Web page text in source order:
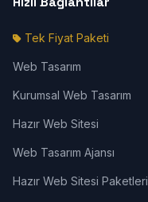
Tek Fiyat Paketi
Web Tasarım
Kurumsal Web Tasarım
Hazır Web Sitesi
Web Tasarım Ajansı
Hazır Web Sitesi Paketleri